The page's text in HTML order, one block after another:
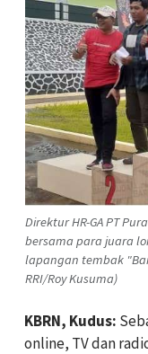
Direktur HR-GA PT
bersama para juara
lapangan tembak
RRI/Roy Kusuma)
KBRN, Kudus:
online, TV dan